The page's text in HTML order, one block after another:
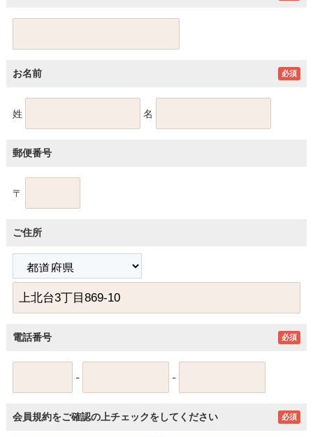
お名前 必須
姓 名
郵便番号
〒
ご住所
電話番号 必須
- -
会員規約をご確認の上チェックをしてください 必須